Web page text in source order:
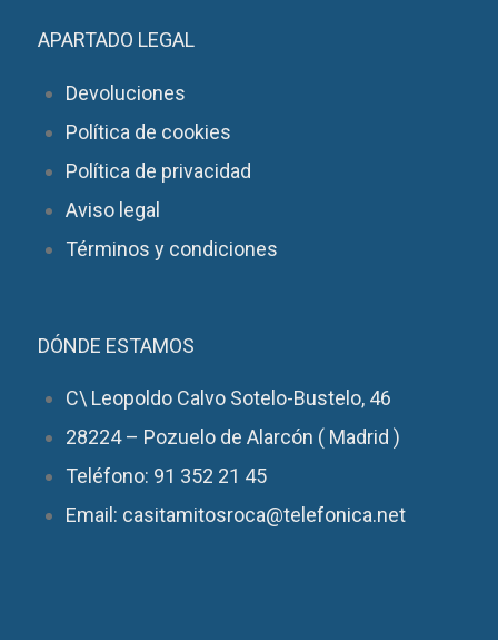
APARTADO LEGAL
Devoluciones
Política de cookies
Política de privacidad
Aviso legal
Términos y condiciones
DÓNDE ESTAMOS
C\ Leopoldo Calvo Sotelo-Bustelo, 46
28224 – Pozuelo de Alarcón ( Madrid )
Teléfono: 91 352 21 45
Email: casitamitosroca@telefonica.net